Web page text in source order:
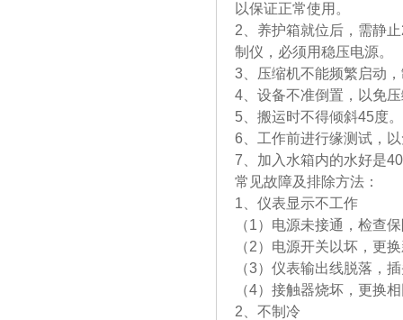
以保证正常使用。
2、养护箱就位后，需静
制仪，必
3、压缩机不能频繁启动
4、设备不准倒置，以免
5、搬运时不得倾斜45度。
6、工作前进行缘测试，
7、加入水箱内的水好是
常见故障及排除方法：
1、仪表显示不工作
（1）电源未接通，检查
（2）电源开关以坏，更
（3）仪表输出线脱落，
（4）接触器烧坏，更换
2、不制冷